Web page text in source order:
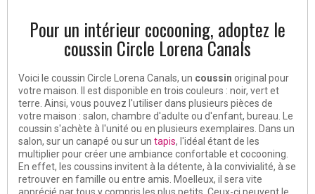
Pour un intérieur cocooning, adoptez le
coussin Circle Lorena Canals
Voici le coussin Circle Lorena Canals, un coussin original pour
votre maison. Il est disponible en trois couleurs : noir, vert et
terre. Ainsi, vous pouvez l'utiliser dans plusieurs pièces de
votre maison : salon, chambre d'adulte ou d'enfant, bureau. Le
coussin s'achète à l'unité ou en plusieurs exemplaires. Dans un
salon, sur un canapé ou sur un tapis, l'idéal étant de les
multiplier pour créer une ambiance confortable et cocooning.
En effet, les coussins invitent à la détente, à la convivialité, à se
retrouver en famille ou entre amis. Moelleux, il sera vite
apprécié par tous y compris les plus petits. Ceux-ci peuvent le